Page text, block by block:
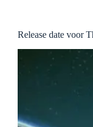
Release date voor